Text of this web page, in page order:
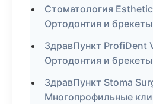
Стоматология
Ортодонтия и брекеты
ЗдравПункт ProfiDent
Ортодонтия и брекеты
ЗдравПункт Stoma
Многопрофильные